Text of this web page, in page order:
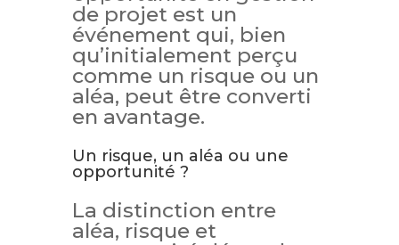
de projet est un
événement qui, bien
qu’initialement perçu
comme un risque ou un
aléa, peut être converti
en avantage.
Un risque, un aléa ou une
opportunité ?
La distinction entre
aléa, risque et